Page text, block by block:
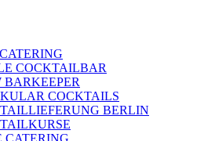
COCKTAILBAR
BARKEEPER
COCKTAILS
BERLIN
CATERING